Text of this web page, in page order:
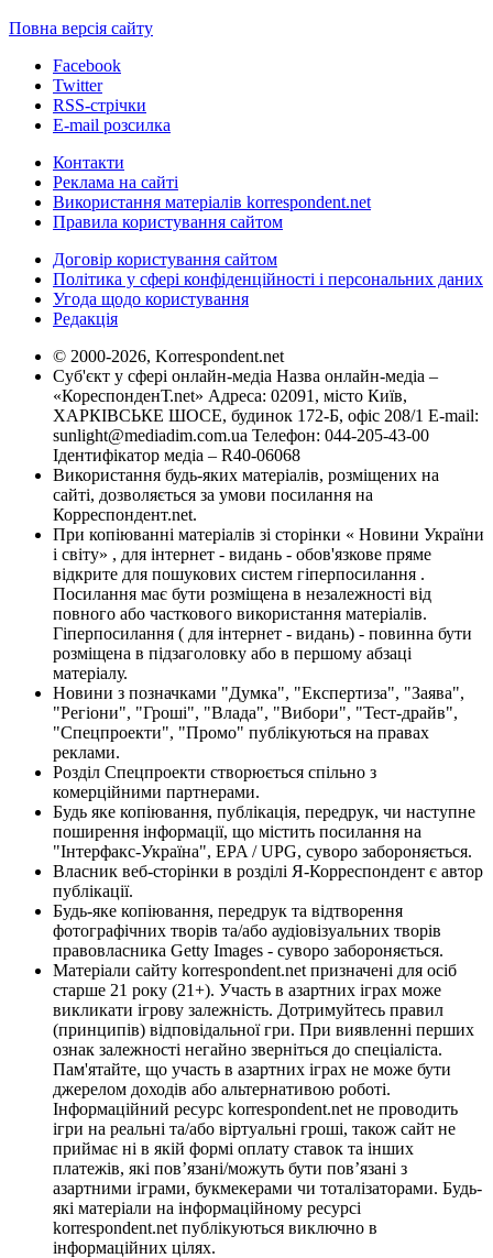
Повна версія сайту
Facebook
Twitter
RSS-стрічки
E-mail розсилка
Контакти
Реклама на сайті
Використання матеріалів korrespondent.net
Правила користування сайтом
Договір користування сайтом
Політика у сфері конфіденційності і персональних даних
Угода щодо користування
Редакція
© 2000-2026, Korrespondent.net
Суб'єкт у сфері онлайн-медіа Назва онлайн-медіа –
«КореспонденТ.net» Адреса: 02091, місто Київ,
ХАРКІВСЬКЕ ШОСЕ, будинок 172-Б, офіс 208/1 E-mail:
sunlight@mediadim.com.ua Телефон: 044-205-43-00
Ідентифікатор медіа – R40-06068
Використання будь-яких матеріалів, розміщених на
сайті, дозволяється за умови посилання на
Корреспондент.net.
При копіюванні матеріалів зі сторінки « Новини України
і світу» , для інтернет - видань - обов'язкове пряме
відкрите для пошукових систем гіперпосилання .
Посилання має бути розміщена в незалежності від
повного або часткового використання матеріалів.
Гіперпосилання ( для інтернет - видань) - повинна бути
розміщена в підзаголовку або в першому абзаці
матеріалу.
Новини з позначками "Думка", "Експертиза", "Заява",
"Регіони", "Гроші", "Влада", "Вибори", "Тест-драйв",
"Спецпроекти", "Промо" публікуються на правах
реклами.
Розділ Спецпроекти створюється спільно з
комерційними партнерами.
Будь яке копіювання, публікація, передрук, чи наступне
поширення інформації, що містить посилання на
"Інтерфакс-Україна", EPA / UPG, суворо забороняється.
Власник веб-сторінки в розділі Я-Корреспондент є автор
публікації.
Будь-яке копіювання, передрук та відтворення
фотографічних творів та/або аудіовізуальних творів
правовласника Getty Images - суворо забороняється.
Матеріали сайту korrespondent.net призначені для осіб
старше 21 року (21+). Участь в азартних іграх може
викликати ігрову залежність. Дотримуйтесь правил
(принципів) відповідальної гри. При виявленні перших
ознак залежності негайно зверніться до спеціаліста.
Пам'ятайте, що участь в азартних іграх не може бути
джерелом доходів або альтернативою роботі.
Інформаційний ресурс korrespondent.net не проводить
ігри на реальні та/або віртуальні гроші, також сайт не
приймає ні в якій формі оплату ставок та інших
платежів, які пов’язані/можуть бути пов’язані з
азартними іграми, букмекерами чи тоталізаторами. Будь-
які матеріали на інформаційному ресурсі
korrespondent.net публікуються виключно в
інформаційних цілях.